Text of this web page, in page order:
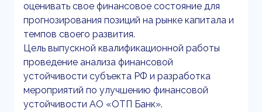
оценивать свое финансовое состояние для
прогнозирования позиций на рынке капитала и
темпов своего развития.
Цель выпускной квалификационной работы
проведение анализа финансовой
устойчивости субъекта РФ и разработка
мероприятий по улучшению финансовой
устойчивости АО «ОТП Банк».